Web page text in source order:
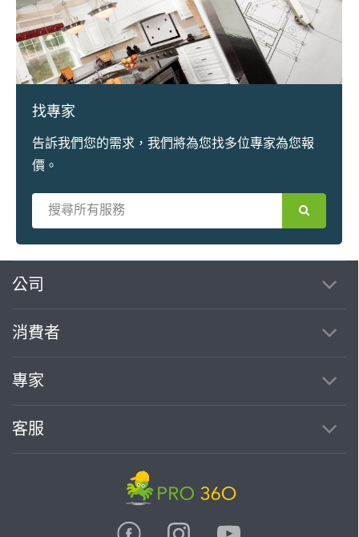
找專家
告訴我們您的需求，我們將為您找多位專家為您報
價。
公司
消費者
專家
客服
繼續完成